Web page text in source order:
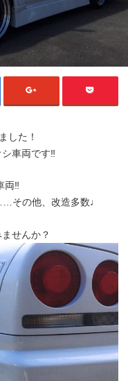
した！
車両です‼︎
両‼︎
その他、改造多数♩
せんか？